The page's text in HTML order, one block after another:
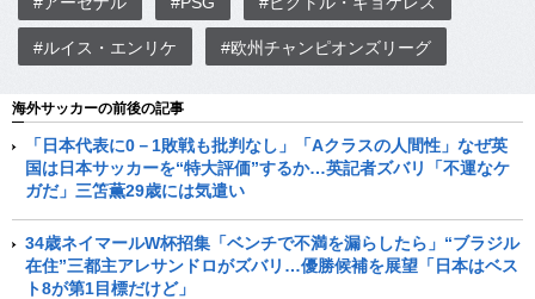
#ルイス・エンリケ #欧州チャンピオンズリーグ
海外サッカーの前後の記事
「日本代表に0－1敗戦も批判なし」「Aクラスの人間性」なぜ英
国は日本サッカーを“特大評価”するか…英記者ズバリ「不運なケ
ガだ」三笘薫29歳には気遣い
34歳ネイマールW杯招集「ベンチで不満を漏らしたら」“ブラジル
在住”三都主アレサンドロがズバリ…優勝候補を展望「日本はベス
ト8が第1目標だけど」